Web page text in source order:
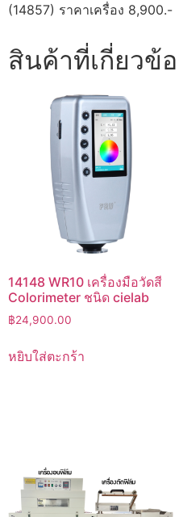
(14857) ราคาเครื่อง 8,900.-
สินค้าที่เกี่ยวข้
14148 WR10 เครื่องมือวัดสี
Colorimeter ชนิด cielab
฿24,900.00
หยิบใส่ตะกร้า